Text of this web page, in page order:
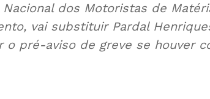
dos Motoristas de
vai substituir Pardal
pré-aviso de greve se houver